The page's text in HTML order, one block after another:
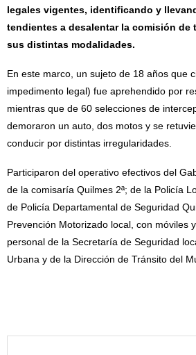
legales vigentes, identificando y
tendientes a desalentar la comisión de
sus distintas modalidades.
En este marco, un sujeto de 18 años que
impedimento legal) fue aprehendido por
mientras que de 60 selecciones de
demoraron un auto, dos motos y se
conducir por distintas irregularidades.
Participaron del operativo efectivos del
de la comisaría Quilmes 2ª; de la Policía
de Policía Departamental de Seguridad
Prevención Motorizado local, con móviles
personal de la Secretaría de Seguridad
Urbana y de la Dirección de Tránsito del